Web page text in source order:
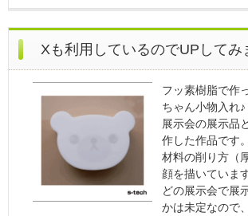
Xも利用しているのでUPしてみ
フッ素樹脂で作
ちゃん小物入れ♪
展示会の展示品
作した作品です。
材料の削り方（
顔を描いています
どの展示会で展
かは未定なので、